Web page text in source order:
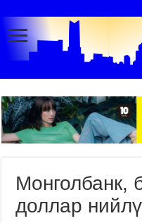
Монголбанк,
доллар